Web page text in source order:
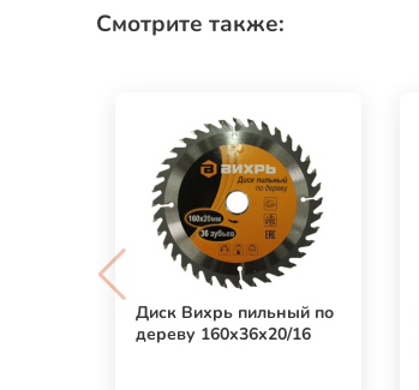
Смотрите также:
Диск Вихрь пильный по
дереву 160х36х20/16